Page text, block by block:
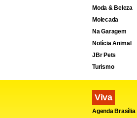
Moda & Beleza
Molecada
Na Garagem
Notícia Animal
JBr Pets
Turismo
Viva
Agenda Brasília